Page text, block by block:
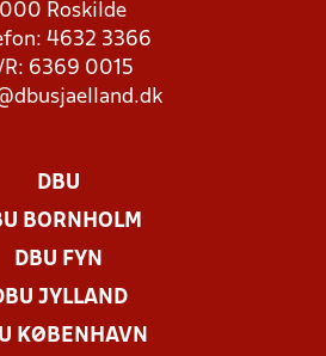
Roskilde
4632 3366
6369 0015
DBU
BORNHOLM
DBU FYN
JYLLAND
KØBENHAVN